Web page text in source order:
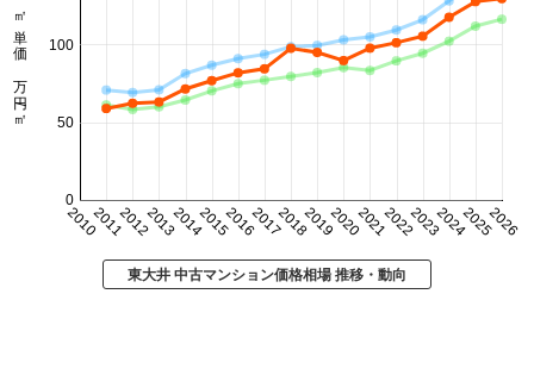
20102011201220132014201520162017201820192020202120222023202420252026
0
50
100
㎡単価 万円/㎡
東大井 中古マンション価格相場 推移・動向